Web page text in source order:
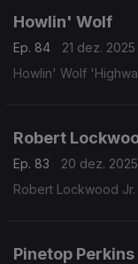
Howlin' Wolf
Ep. 84
21 dez. 2025
Howlin' Wolf
Robert
Ep. 83
20 dez. 2025
Robert Lockwood
Pinetop Perkins